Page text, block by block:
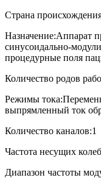
Страна
Назначение:Аппарат
синусоидально-
процедурные поля
Количество родов
Режимы
выпрямленный ток
Количество каналов:1
Частота несущих
Диапазон частоты